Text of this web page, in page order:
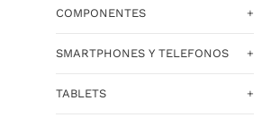
COMPONENTES +
SMARTPHONES Y TELEFONOS +
TABLETS +